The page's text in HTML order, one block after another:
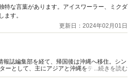
特な言葉があります。アイスワーラー、ミクダ
す。
更新日：2024年02月01日
誌編集部を経て、帰国後は沖縄へ移住。シン
ーとして、主にアジアと沖縄をテーマとした
...続きを読む